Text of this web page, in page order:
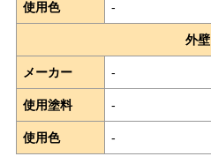
使用色 -
外壁
メーカー -
使用塗料 -
使用色 -